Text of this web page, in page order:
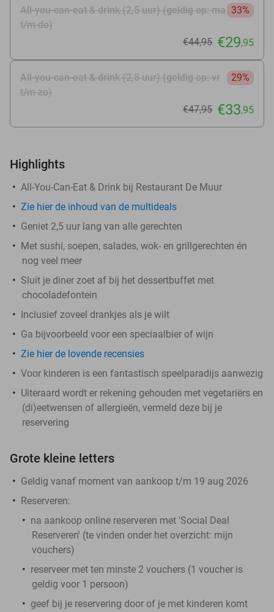
All-you-can-eat & drink (2,5 uur) (geldig op: ma
t/m do)
33%
€44,95 €29,95
All-you-can-eat & drink (2,5 uur) (geldig op: vr
t/m zo)
29%
€47,95 €33,95
Highlights
All-You-Can-Eat & Drink bij Restaurant De Muur
Zie hier de inhoud van de multideals
Geniet 2,5 uur lang van alle gerechten
Met sushi, soepen, salades, wok- en grillgerechten én
nog veel meer
Sluit je diner zoet af bij het dessertbuffet met
chocoladefontein
Inclusief zoveel drankjes als je wilt
Ga bijvoorbeeld voor een speciaalbier of wijn
Zie hier de lovende recensies
Voor kinderen is een fantastisch speelparadijs aanwezig
Uiteraard wordt er rekening gehouden met vegetariërs en
(di)eetwensen of allergieën, vermeld deze bij je
reservering
Grote kleine letters
Geldig vanaf moment van aankoop t/m 19 aug 2026
Reserveren:
na aankoop online reserveren met 'Social Deal
Reserveren' (te vinden onder het overzicht: mijn
vouchers)
reserveer met ten minste 2 vouchers (1 voucher is
geldig voor 1 persoon)
geef bij je reservering door of je met kinderen komt